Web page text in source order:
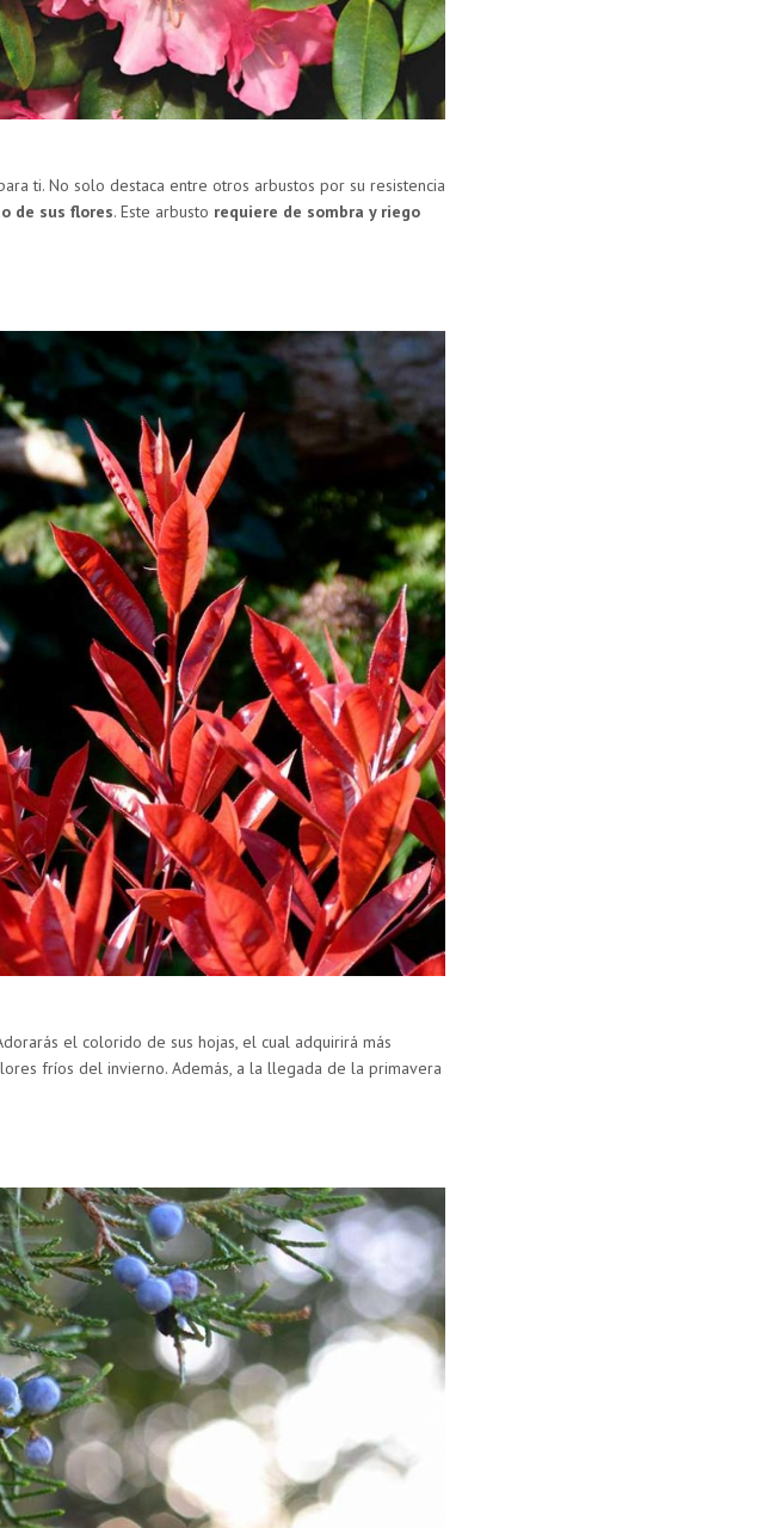
ti. No solo destaca entre otros arbustos por su resistencia
de sus flores. Este arbusto requiere de sombra y riego
el colorido de sus hojas, el cual adquirirá más
fríos del invierno. Además, a la llegada de la primavera